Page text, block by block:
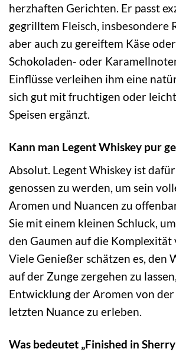
herzhaften Gerichten. Er passt
gegrilltem Fleisch, insbesondere
aber auch zu gereiftem Käse
Schokoladen- oder
Einflüsse verleihen ihm eine
sich gut mit fruchtigen oder
Speisen ergänzt.
Kann man Legent Whiskey pur
Absolut. Legent Whiskey ist
genossen zu werden, um sein
Aromen und Nuancen zu
Sie mit einem kleinen Schluck,
den Gaumen auf die
Viele Genießer schätzen es, den
auf der Zunge zergehen zu
Entwicklung der Aromen von
letzten Nuance zu erleben.
Was bedeutet „Finished in Sherry